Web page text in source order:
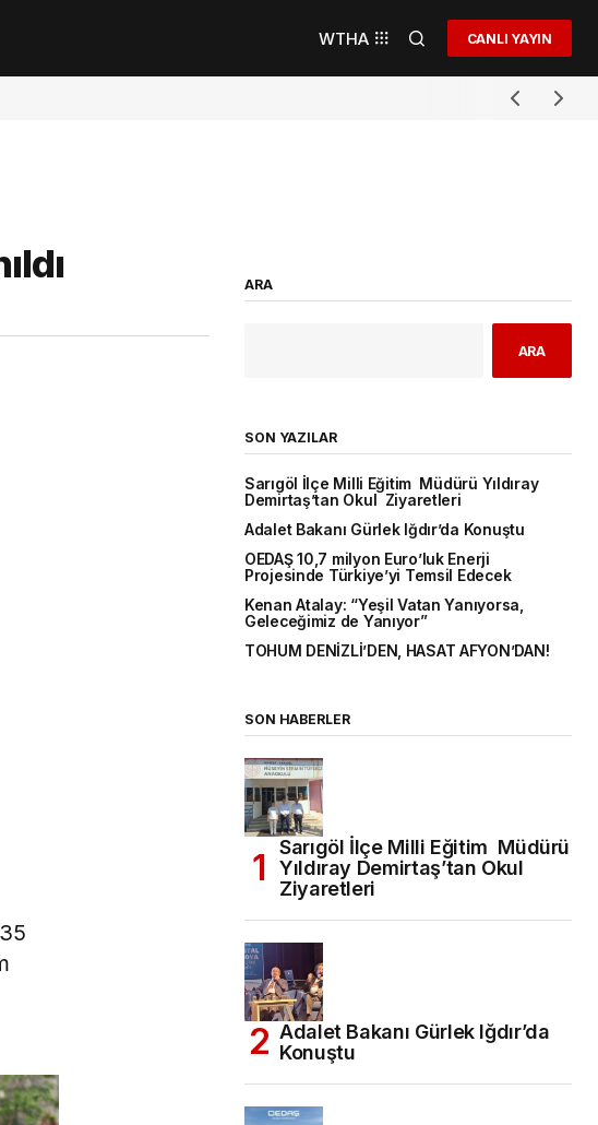
WTHA CANLI YAYIN
ARA
ARA
SON YAZILAR
Sarıgöl İlçe Milli Eğitim Müdürü Yıldıray
Demirtaş’tan Okul Ziyaretleri
Adalet Bakanı Gürlek Iğdır’da Konuştu
OEDAŞ 10,7 milyon Euro’luk Enerji
Projesinde Türkiye’yi Temsil Edecek
Kenan Atalay: “Yeşil Vatan Yanıyorsa,
Geleceğimiz de Yanıyor”
TOHUM DENİZLİ’DEN, HASAT AFYON’DAN!
SON HABERLER
Sarıgöl İlçe Milli Eğitim Müdürü
Yıldıray Demirtaş’tan Okul
Ziyaretleri
Adalet Bakanı Gürlek Iğdır’da
Konuştu